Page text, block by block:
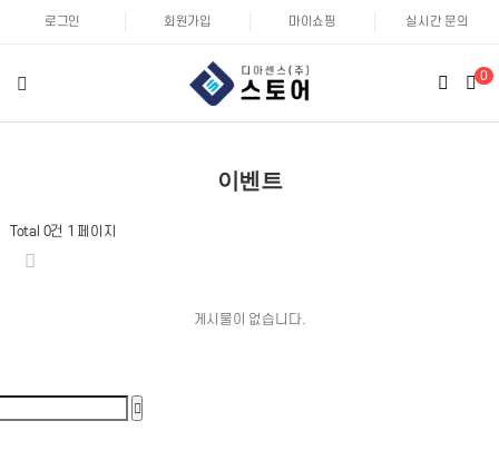
로그인 회원가입 마이쇼핑 실시간 문의
0
이벤트
Total 0건 1 페이지
게시물이 없습니다.